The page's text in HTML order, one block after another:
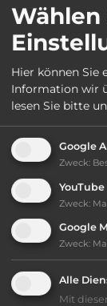
nur
Wählen
Hier können Sie
Information wir
lesen Sie bitte
Google
Zweck:
YouTube
Zweck:
Google
Zweck:
Alle
Mit